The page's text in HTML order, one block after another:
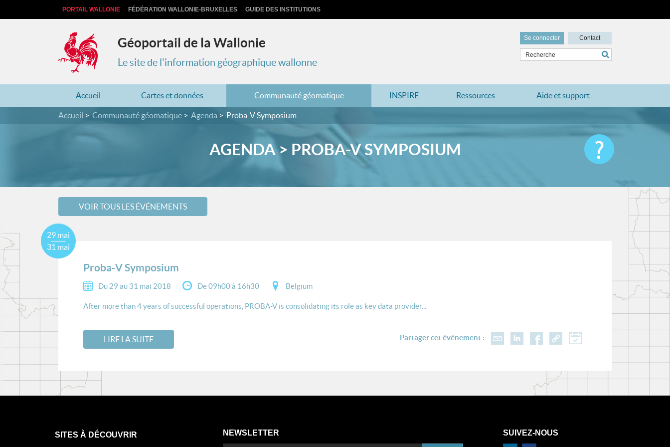
PORTAIL WALLONIE FÉDÉRATION WALLONIE-BRUXELLES GUIDE DES INSTITUTIONS
Géoportail de la Wallonie
Le site de l'information géographique wallonne
Se connecter Contact
Accueil Cartes et données Communauté géomatique INSPIRE Ressources Aide et support
Accueil Communauté géomatique Agenda Proba-V Symposium
AGENDA > PROBA-V SYMPOSIUM
VOIR TOUS LES ÉVÉNEMENTS
Proba-V Symposium
29 mai
31 mai
Du 29 au 31 mai 2018 De 09h00 à 16h30 Belgium
After more than 4 years of successful operations, PROBA-V is consolidating its role as key data provider...
LIRE LA SUITE Partager cet événement :
SITES À DÉCOUVRIR NEWSLETTER SUIVEZ-NOUS